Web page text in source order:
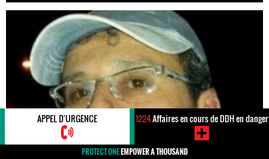
APPEL D'URGENCE 1224Affaires en cours de DDH en danger
PROTECT ONEEMPOWER A THOUSAND